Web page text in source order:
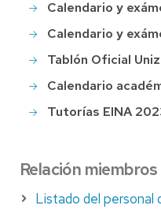
Calendario y
Calendario y
Tablón Oficial
Calendario
Tutorías EINA
Relación miembros
Listado del personal